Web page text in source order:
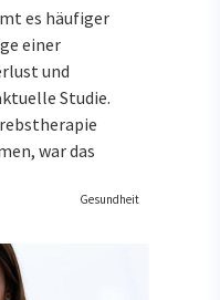
es häufiger
einer
und
Studie.
war das
Gesundheit